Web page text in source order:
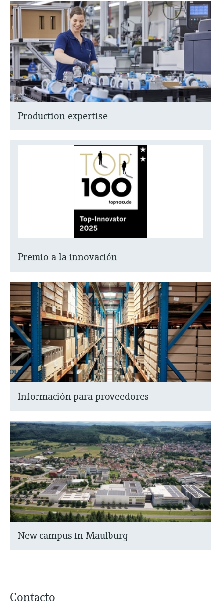
Production expertise
Premio a la innovación
Información para proveedores
New campus in Maulburg
Contacto